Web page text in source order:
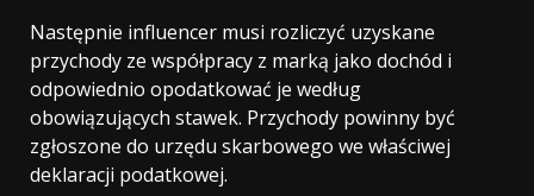
Następnie influencer musi rozliczyć uzyskane
przychody ze współpracy z marką jako dochód i
odpowiednio opodatkować je według
obowiązujących stawek. Przychody powinny być
zgłoszone do urzędu skarbowego we właściwej
deklaracji podatkowej.